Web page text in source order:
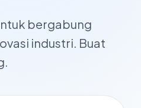
bergabung
industri. Buat